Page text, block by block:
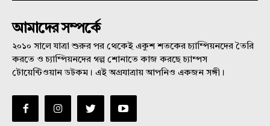
আমাদের সম্পর্কে
২০১০ সালে যাত্রা শুরুর পর থেকেই একুশ শতকের চ্যাম্পিয়নদের তৈরি
করতে ও চ্যাম্পিয়নদের গল্প শোনাতে কাজ করছে চ্যাম্পস
টোয়েন্টিওয়ান ডটকম। এই অগ্রযাত্রায় আপনিও একজন সঙ্গী।